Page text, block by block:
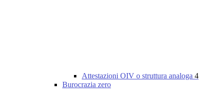
Attestazioni OIV o struttura analoga 4
Burocrazia zero